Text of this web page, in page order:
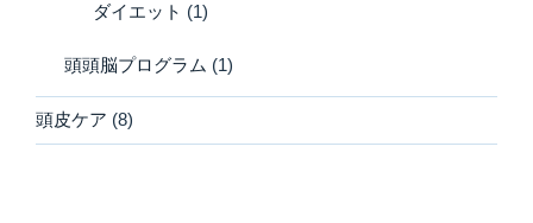
ダイエット (1)
頭頭脳プログラム (1)
頭皮ケア (8)